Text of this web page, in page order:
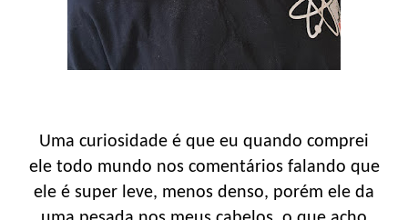
Uma curiosidade é que eu quando comprei
ele todo mundo nos comentários falando que
ele é super leve, menos denso, porém ele da